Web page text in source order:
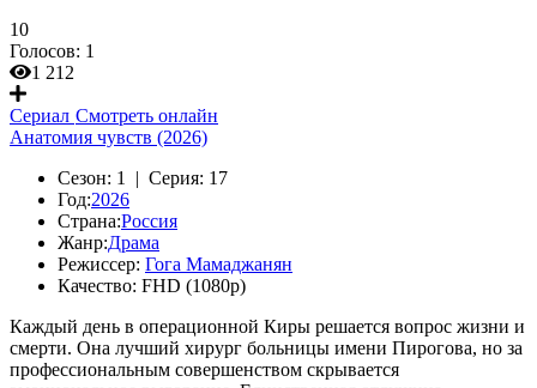
10
Голосов: 1
1 212
Сериал Смотреть онлайн
Анатомия чувств (2026)
Сезон: 1 | Серия: 17
Год:2026
Страна:Россия
Жанр:Драма
Режиссер: Гога Мамаджанян
Качество: FHD (1080p)
Каждый день в операционной Киры решается вопрос жизни и
смерти. Она лучший хирург больницы имени Пирогова, но за
профессиональным совершенством скрывается